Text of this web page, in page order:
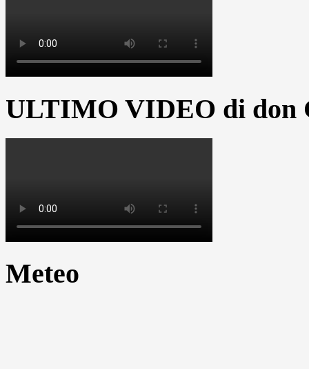
ULTIMO VIDEO di don
Meteo